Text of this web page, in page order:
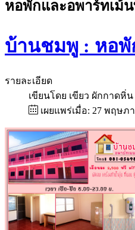
หอพักและอพาร์ทเม้
บ้านชมพู : หอพั
รายละเอียด
เขียนโดย เขียว ผักกาดหิ่น
เผยแพร่เมื่อ: 27 พฤษภ